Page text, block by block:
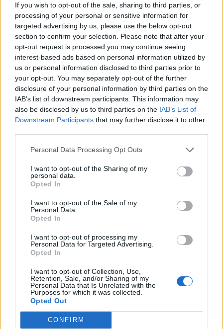
If you wish to opt-out of the sale, sharing to third parties, or
processing of your personal or sensitive information for
targeted advertising by us, please use the below opt-out
section to confirm your selection. Please note that after your
opt-out request is processed you may continue seeing
interest-based ads based on personal information utilized by
us or personal information disclosed to third parties prior to
your opt-out. You may separately opt-out of the further
disclosure of your personal information by third parties on the
IAB’s list of downstream participants. This information may
also be disclosed by us to third parties on the IAB’s List of
Downstream Participants that may further disclose it to other
Personal Data Processing Opt Outs
I want to opt-out of the Sharing of my
personal data.
Opted In
I want to opt-out of the Sale of my
Personal Data.
Opted In
I want to opt-out of processing my
Personal Data for Targeted Advertising.
Opted In
I want to opt-out of Collection, Use,
Retention, Sale, and/or Sharing of my
Personal Data that Is Unrelated with the
Purposes for which it was collected.
Opted Out
CONFIRM
Hasznos
Impresszum
Szerzői jogok
Adatvédelmi tájékoztató
Cookie-kezelési tájékoztató
Nyomtatott lapjaink archívuma
Médiaajánlat
Sütibeállítások
Médiatér
Székely Sport
Liget
Bihari Napló
Erdélyi Napló